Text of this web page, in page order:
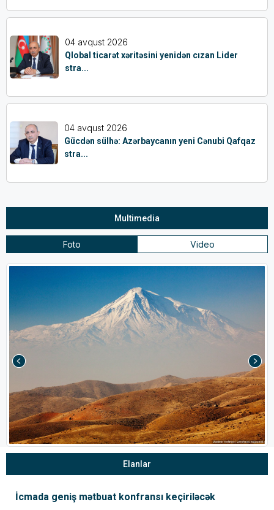
04 avqust 2026
Qlobal ticarət xəritəsini yenidən cızan Lider
stra...
04 avqust 2026
Gücdən sülhə: Azərbaycanın yeni Cənubi Qafqaz
stra...
Multimedia
Foto Video
Elanlar
İcmada geniş mətbuat konfransı keçiriləcək